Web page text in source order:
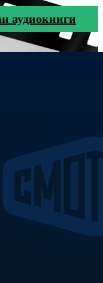
аудиокниги